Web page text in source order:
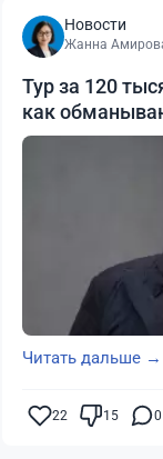
Новости
Жанна
Тур за 120
как
Читать дальше →
22 15 0